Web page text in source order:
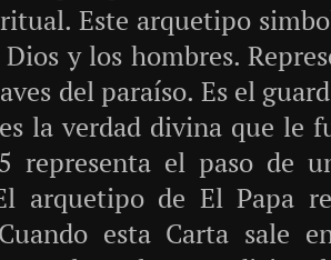
Este arquetipo
y los hombres.
del paraíso. Es el
la verdad divina que le
representa el paso de
arquetipo de El Papa
esta Carta sale